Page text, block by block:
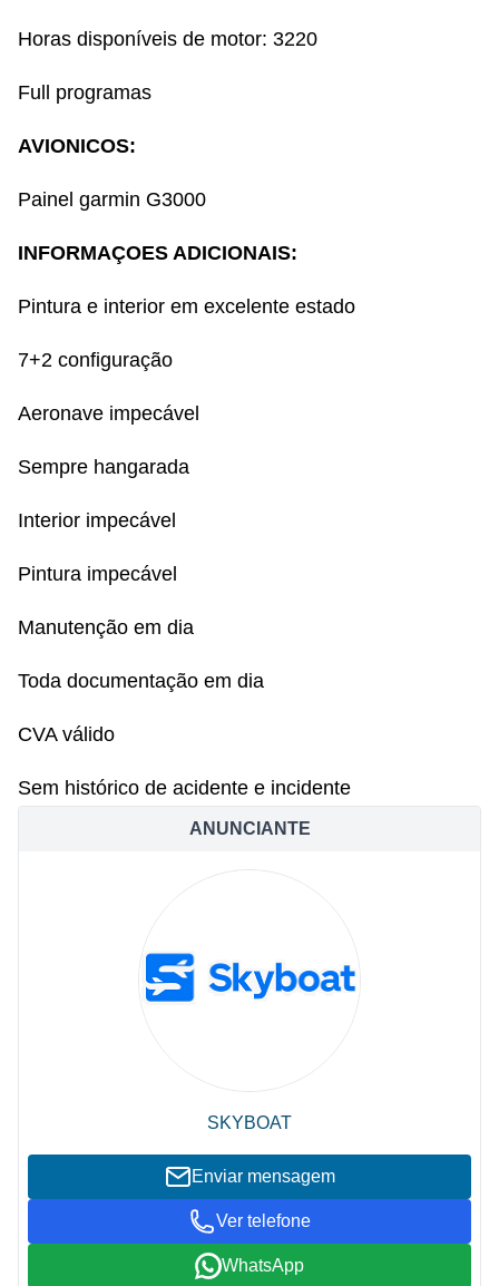
Horas disponíveis de motor: 3220
Full programas
AVIONICOS:
Painel garmin G3000
INFORMAÇOES ADICIONAIS:
Pintura e interior em excelente estado
7+2 configuração
Aeronave impecável
Sempre hangarada
Interior impecável
Pintura impecável
Manutenção em dia
Toda documentação em dia
CVA válido
Sem histórico de acidente e incidente
ANUNCIANTE
SKYBOAT
Enviar mensagem
Ver telefone
WhatsApp